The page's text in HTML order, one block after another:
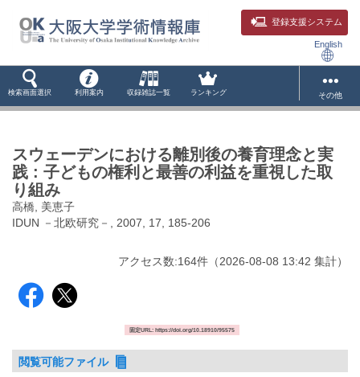
登録支援システム
English
検索画面選択 利用案内 収録雑誌一覧 ランキング その他
スウェーデンにおける離別後の養育理念と実
践 : 子どもの権利と最善の利益を重視した取
り組み
高橋, 美恵子
IDUN －北欧研究－, 2007, 17, 185-206
アクセス数:164件 （2026-08-08 13:42 集計）
固定URL: https://doi.org/10.18910/95575
閲覧可能ファイル